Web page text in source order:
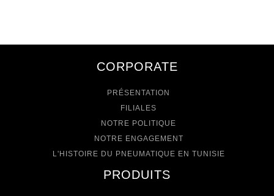
CORPORATE
PRÉSENTATION
FILIALES
NOTRE POLITIQUE
NOTRE ENGAGEMENT
L'HISTOIRE DU PNEUMATIQUE EN TUNISIE
PRODUITS